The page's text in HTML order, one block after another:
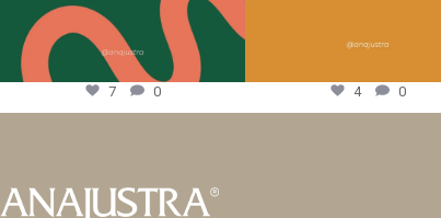
7 0 4 0